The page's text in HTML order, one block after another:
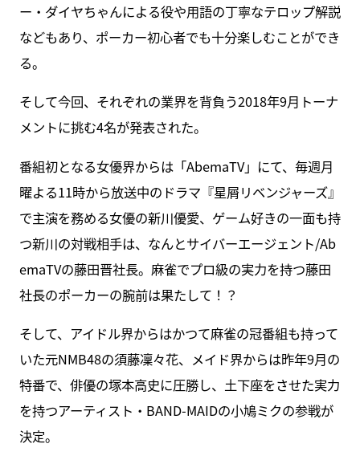
ー・ダイヤちゃんによる役や用語の丁寧なテロップ解説
などもあり、ポーカー初心者でも十分楽しむことができ
る。
そして今回、それぞれの業界を背負う2018年9月トーナ
メントに挑む4名が発表された。
番組初となる女優界からは「AbemaTV」にて、毎週月
曜よる11時から放送中のドラマ『星屑リベンジャーズ』
で主演を務める女優の新川優愛、ゲーム好きの一面も持
つ新川の対戦相手は、なんとサイバーエージェント/Ab
emaTVの藤田晋社長。麻雀でプロ級の実力を持つ藤田
社長のポーカーの腕前は果たして！？
そして、アイドル界からはかつて麻雀の冠番組も持って
いた元NMB48の須藤凜々花、メイド界からは昨年9月の
特番で、俳優の塚本高史に圧勝し、土下座をさせた実力
を持つアーティスト・BAND-MAIDの小鳩ミクの参戦が
決定。